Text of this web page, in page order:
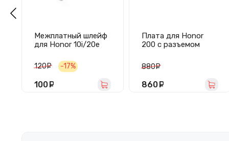
Межплатный шлейф
для Honor 10i/20e
120 руб.
-17%
100
Плата для Honor
200 с разъемом
микрофон -
Премиум
880
860